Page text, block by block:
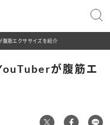
腹筋エクササイズを紹介
が腹筋エ